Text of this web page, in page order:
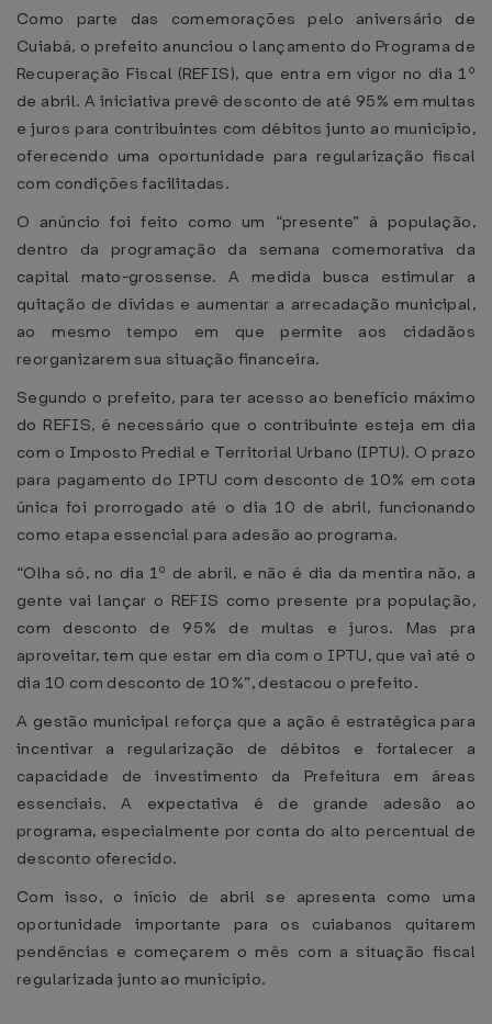
Como parte das comemorações pelo aniversário de
Cuiabá, o prefeito anunciou o lançamento do Programa de
Recuperação Fiscal (REFIS), que entra em vigor no dia 1º
de abril. A iniciativa prevê desconto de até 95% em multas
e juros para contribuintes com débitos junto ao município,
oferecendo uma oportunidade para regularização fiscal
com condições facilitadas.
O anúncio foi feito como um “presente” à população,
dentro da programação da semana comemorativa da
capital mato-grossense. A medida busca estimular a
quitação de dívidas e aumentar a arrecadação municipal,
ao mesmo tempo em que permite aos cidadãos
reorganizarem sua situação financeira.
Segundo o prefeito, para ter acesso ao benefício máximo
do REFIS, é necessário que o contribuinte esteja em dia
com o Imposto Predial e Territorial Urbano (IPTU). O prazo
para pagamento do IPTU com desconto de 10% em cota
única foi prorrogado até o dia 10 de abril, funcionando
como etapa essencial para adesão ao programa.
“Olha só, no dia 1º de abril, e não é dia da mentira não, a
gente vai lançar o REFIS como presente pra população,
com desconto de 95% de multas e juros. Mas pra
aproveitar, tem que estar em dia com o IPTU, que vai até o
dia 10 com desconto de 10%”, destacou o prefeito.
A gestão municipal reforça que a ação é estratégica para
incentivar a regularização de débitos e fortalecer a
capacidade de investimento da Prefeitura em áreas
essenciais. A expectativa é de grande adesão ao
programa, especialmente por conta do alto percentual de
desconto oferecido.
Com isso, o início de abril se apresenta como uma
oportunidade importante para os cuiabanos quitarem
pendências e começarem o mês com a situação fiscal
regularizada junto ao município.